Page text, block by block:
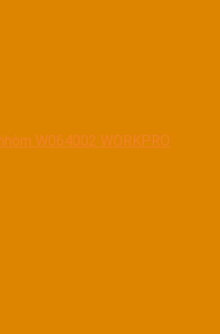
W064002 WORKPRO